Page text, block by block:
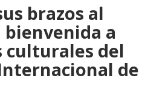
brazos al
a
culturales del
de